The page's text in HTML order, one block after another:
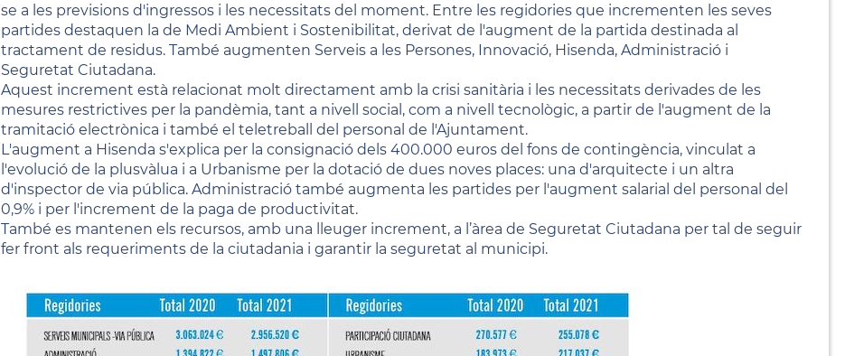
se a les previsions d'ingressos i les necessitats del moment. Entre les regidories que incrementen les seves
partides destaquen la de Medi Ambient i Sostenibilitat, derivat de l'augment de la partida destinada al
tractament de residus. També augmenten Serveis a les Persones, Innovació, Hisenda, Administració i
Seguretat Ciutadana.
Aquest increment està relacionat molt directament amb la crisi sanitària i les necessitats derivades de les
mesures restrictives per la pandèmia, tant a nivell social, com a nivell tecnològic, a partir de l'augment de la
tramitació electrònica i també el teletreball del personal de l'Ajuntament.
L'augment a Hisenda s'explica per la consignació dels 400.000 euros del fons de contingència, vinculat a
l'evolució de la plusvàlua i a Urbanisme per la dotació de dues noves places: una d'arquitecte i un altra
d'inspector de via pública. Administració també augmenta les partides per l'augment salarial del personal del
0,9% i per l'increment de la paga de productivitat.
També es mantenen els recursos, amb una lleuger increment, a l’àrea de Seguretat Ciutadana per tal de seguir
fer front als requeriments de la ciutadania i garantir la seguretat al municipi.